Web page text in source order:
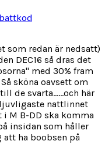
som redan är nedsatt)
DEC16 så dras det
med 30% fram
sköna oavsett om
de svarta......och här
nattlinnet
i M B-DD ska komma
insidan som håller
ha boobsen på